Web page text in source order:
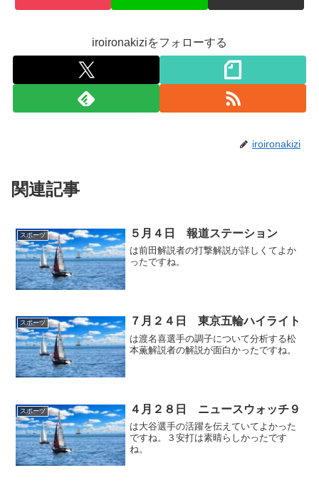
iroironakiziをフォローする
iroironakizi
関連記事
スポーツ ５月４日 報道ステーション
は前田解説者の打撃解説が詳しくてよか
ったですね。
スポーツ ７月２４日 東京五輪ハイライト
は渡名喜選手の調子について分析する松
本薫解説者の解説が面白かったですね。
スポーツ ４月２８日 ニュースウォッチ９
は大谷選手の活躍を伝えていてよかった
ですね。３安打は素晴らしかったです
ね。